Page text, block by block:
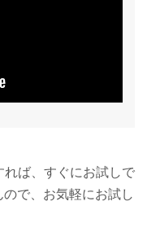
ば、すぐにお試しで
で、お気軽にお試し